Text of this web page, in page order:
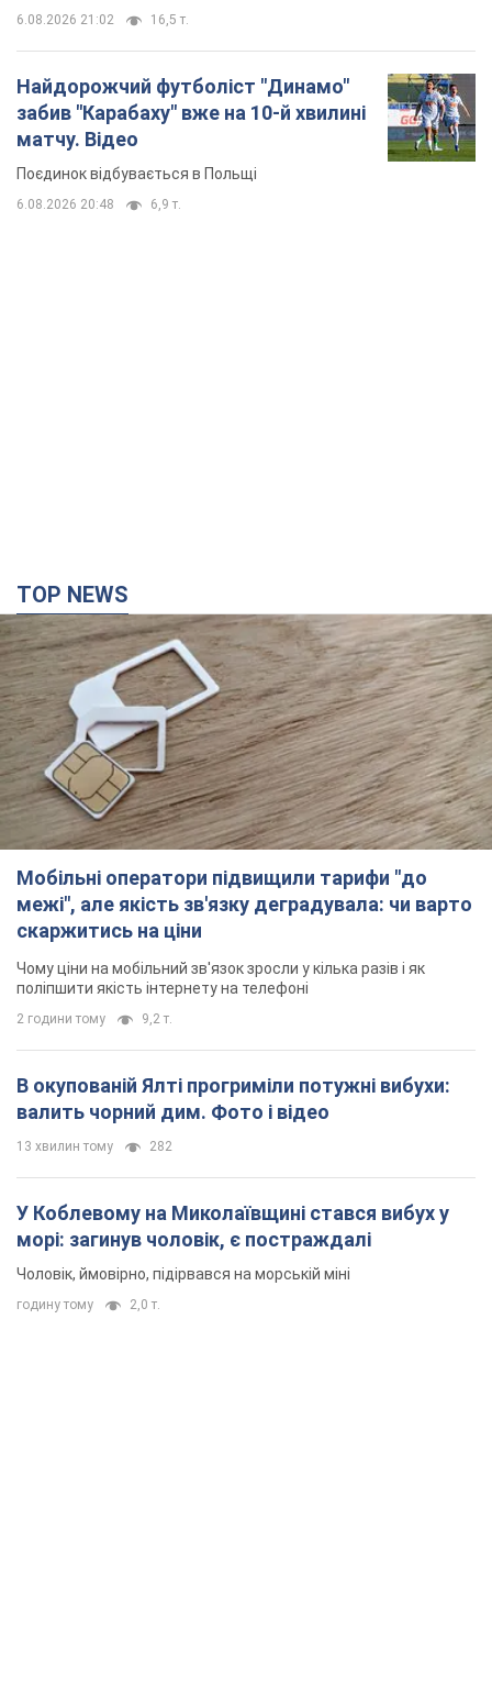
6.08.2026 21:02 16,5 т.
Найдорожчий футболіст "Динамо"
забив "Карабаху" вже на 10-й хвилині
матчу. Відео
Поєдинок відбувається в Польщі
6.08.2026 20:48 6,9 т.
TOP NEWS
Мобільні оператори підвищили тарифи "до
межі", але якість зв'язку деградувала: чи варто
скаржитись на ціни
Чому ціни на мобільний зв'язок зросли у кілька разів і як
поліпшити якість інтернету на телефоні
2 години тому 9,2 т.
В окупованій Ялті прогриміли потужні вибухи:
валить чорний дим. Фото і відео
13 хвилин тому 282
У Коблевому на Миколаївщині стався вибух у
морі: загинув чоловік, є постраждалі
Чоловік, ймовірно, підірвався на морській міні
годину тому 2,0 т.